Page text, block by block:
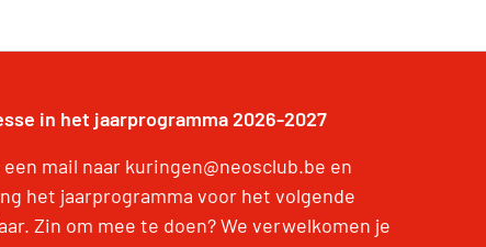
in het jaarprogramma 2026-2027
mail naar kuringen@neosclub.be en
het jaarprogramma voor het volgende
Zin om mee te doen? We verwelkomen je